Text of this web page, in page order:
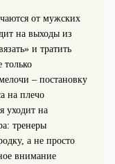
от мужских
на выходы из
и тратить
только
– постановку
на плечо
уходит на
тренеры
а не просто
внимание